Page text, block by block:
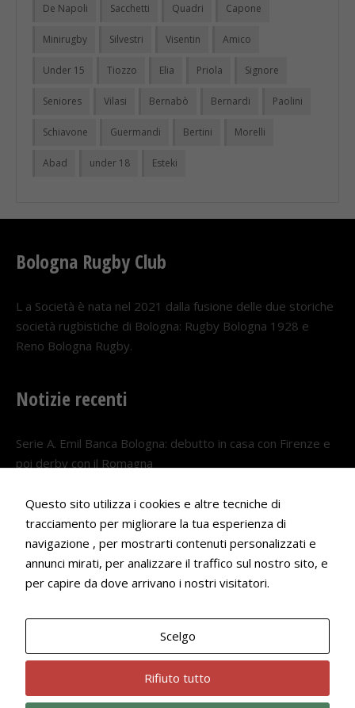
De Napoli Sacchetti Quadri Capone
Minirugby Silvestri Visentin Amico
Under 15 Tiozzo Elia Priola Signore
Seniores Vilasi Bernabò Bernardi Paolini
Schiavone Guermandi Bertini Morelli
Abad under 18 Esteki
Bologna Rugby Club
L a Società è nata nel 2021 dalla fusione delle due storiche
società rugbistiche di Bologna: Rugby Bologna 1928 e
Reno Bologna Rugby.
Notizie recenti
Serie A. Emil Banca Bologna: debutto in casa con Firenze e
poi derby con il Romagna
Serie A. Il Bologna nel girone veneto
29 LUGLIO 2026
Francesco Andrei convocato al Camp estivo della nazionale
22 LUGLIO 2026
Questo sito utilizza i cookies e altre tecniche di
tracciamento per migliorare la tua esperienza di
navigazione , per mostrarti contenuti personalizzati e
annunci mirati, per analizzare il traffico sul nostro sito, e
per capire da dove arrivano i nostri visitatori.
Scelgo
Rifiuto tutto